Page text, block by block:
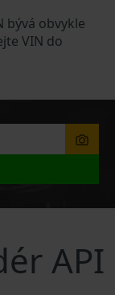
bývá obvykle
VIN do
API